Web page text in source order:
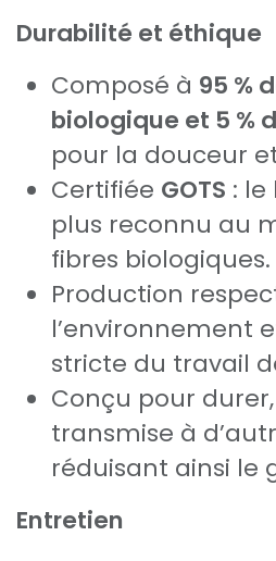
Durabilité et éthique
Composé à 95 %
biologique et 5 %
pour la douceur
Certifiée GOTS :
plus reconnu au
fibres biologiques.
Production
l’environnement
stricte du travail
Conçu pour
transmise à
réduisant ainsi le
Entretien